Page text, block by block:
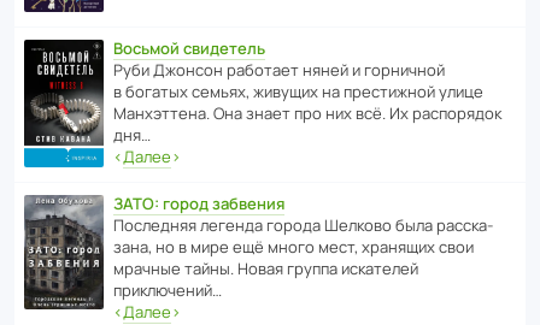
Восьмой свидетель
Руби Джонсон рабо­тает няней и горни­чной
в богатых семьях, живущих на прес­ти­жной улице
Манх­эт­тена. Она знает про них всё. Их распо­рядок
дня…
‹Далее›
ЗАТО: город забвения
После­дняя легенда города Шелково была расска­
зана, но в мире ещё много мест, хранящих свои
мрачные тайны. Новая группа иска­телей
приключений…
‹Далее›